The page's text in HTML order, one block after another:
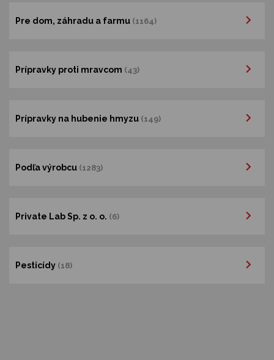
Pre dom, záhradu a farmu (1164)
Prípravky proti mravcom (43)
Prípravky na hubenie hmyzu (149)
Podľa výrobcu (1283)
Private Lab Sp. z o. o. (6)
Pesticídy (18)